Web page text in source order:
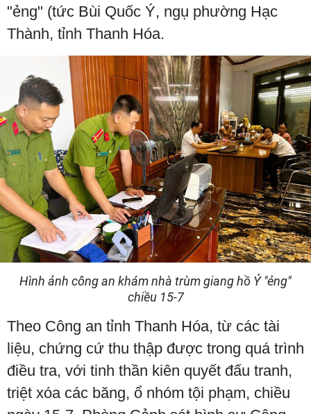
"ẻng" (tức Bùi Quốc Ý, ngụ phường Hạc
Thành, tỉnh Thanh Hóa.
Hình ảnh công an khám nhà trùm giang hồ Ý "ẻng"
chiều 15-7
Theo Công an tỉnh Thanh Hóa, từ các tài
liệu, chứng cứ thu thập được trong quá trình
điều tra, với tinh thần kiên quyết đấu tranh,
triệt xóa các băng, ổ nhóm tội phạm, chiều